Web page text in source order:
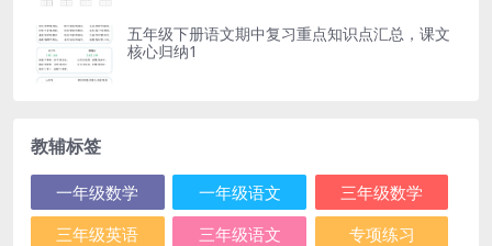
五年级下册语文期中复习重点知识点汇总，课文
核心归纳1
教辅标签
一年级数学 一年级语文
三年级数学
三年级英语
三年级语文
专项练习